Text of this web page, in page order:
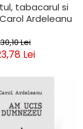
tabacarul si
Ardeleanu
30,10 Lei
Lei